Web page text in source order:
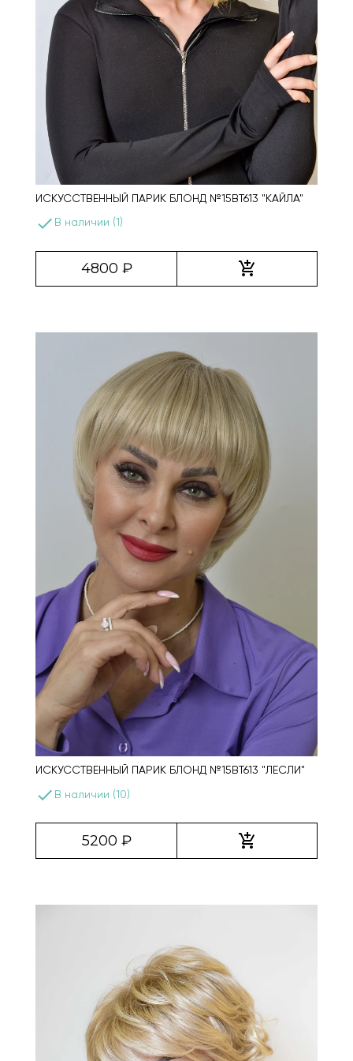
ИСКУССТВЕННЫЙ ПАРИК БЛОНД №15BT613 "КАЙЛА"
done В наличии (1)
4800 ₽ add_shopping_cart
ИСКУССТВЕННЫЙ ПАРИК БЛОНД №15BT613 "ЛЕСЛИ"
done В наличии (10)
5200 ₽ add_shopping_cart